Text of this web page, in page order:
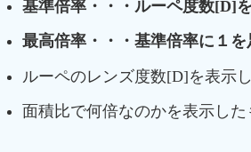
基準倍率・・・ルーペ度数[D]
最高倍率・・・基準倍率に１を
ルーペのレンズ度数[D]を表示
面積比で何倍なのかを表示した